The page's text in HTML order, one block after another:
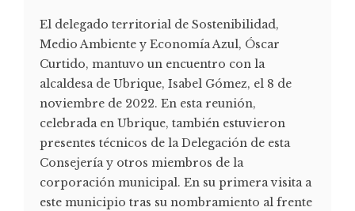
El delegado territorial de Sostenibilidad,
Medio Ambiente y Economía Azul, Óscar
Curtido, mantuvo un encuentro con la
alcaldesa de Ubrique, Isabel Gómez, el 8 de
noviembre de 2022. En esta reunión,
celebrada en Ubrique, también estuvieron
presentes técnicos de la Delegación de esta
Consejería y otros miembros de la
corporación municipal. En su primera visita a
este municipio tras su nombramiento al frente